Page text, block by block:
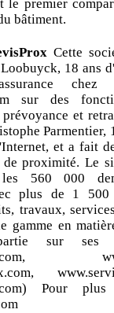
le premier
bâtiment.
Cette
18 ans
sur des
et
Parmentier,
et a fait
de proximité. Le
les 560 000
plus de 1 500
travaux,
gamme en
sur ses
Pour